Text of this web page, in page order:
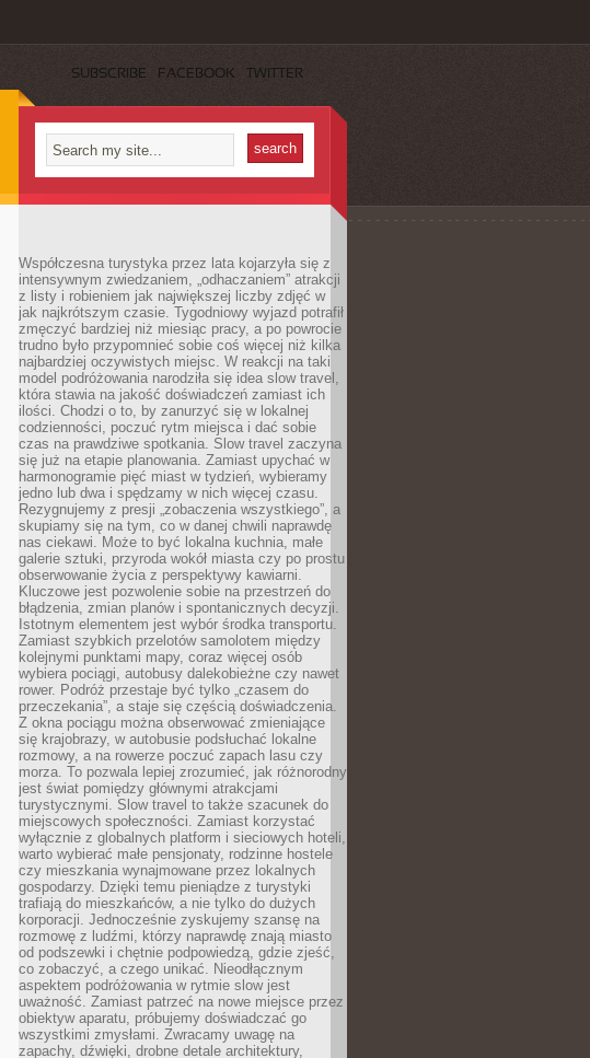
SUBSCRIBE FACEBOOK TWITTER
Współczesna turystyka przez lata kojarzyła się z
intensywnym zwiedzaniem, „odhaczaniem” atrakcji
z listy i robieniem jak największej liczby zdjęć w
jak najkrótszym czasie. Tygodniowy wyjazd potrafił
zmęczyć bardziej niż miesiąc pracy, a po powrocie
trudno było przypomnieć sobie coś więcej niż kilka
najbardziej oczywistych miejsc. W reakcji na taki
model podróżowania narodziła się idea slow travel,
która stawia na jakość doświadczeń zamiast ich
ilości. Chodzi o to, by zanurzyć się w lokalnej
codzienności, poczuć rytm miejsca i dać sobie
czas na prawdziwe spotkania. Slow travel zaczyna
się już na etapie planowania. Zamiast upychać w
harmonogramie pięć miast w tydzień, wybieramy
jedno lub dwa i spędzamy w nich więcej czasu.
Rezygnujemy z presji „zobaczenia wszystkiego”, a
skupiamy się na tym, co w danej chwili naprawdę
nas ciekawi. Może to być lokalna kuchnia, małe
galerie sztuki, przyroda wokół miasta czy po prostu
obserwowanie życia z perspektywy kawiarni.
Kluczowe jest pozwolenie sobie na przestrzeń do
błądzenia, zmian planów i spontanicznych decyzji.
Istotnym elementem jest wybór środka transportu.
Zamiast szybkich przelotów samolotem między
kolejnymi punktami mapy, coraz więcej osób
wybiera pociągi, autobusy dalekobieżne czy nawet
rower. Podróż przestaje być tylko „czasem do
przeczekania”, a staje się częścią doświadczenia.
Z okna pociągu można obserwować zmieniające
się krajobrazy, w autobusie podsłuchać lokalne
rozmowy, a na rowerze poczuć zapach lasu czy
morza. To pozwala lepiej zrozumieć, jak różnorodny
jest świat pomiędzy głównymi atrakcjami
turystycznymi. Slow travel to także szacunek do
miejscowych społeczności. Zamiast korzystać
wyłącznie z globalnych platform i sieciowych hoteli,
warto wybierać małe pensjonaty, rodzinne hostele
czy mieszkania wynajmowane przez lokalnych
gospodarzy. Dzięki temu pieniądze z turystyki
trafiają do mieszkańców, a nie tylko do dużych
korporacji. Jednocześnie zyskujemy szansę na
rozmowę z ludźmi, którzy naprawdę znają miasto
od podszewki i chętnie podpowiedzą, gdzie zjeść,
co zobaczyć, a czego unikać. Nieodłącznym
aspektem podróżowania w rytmie slow jest
uważność. Zamiast patrzeć na nowe miejsce przez
obiektyw aparatu, próbujemy doświadczać go
wszystkimi zmysłami. Zwracamy uwagę na
zapachy, dźwięki, drobne detale architektury,